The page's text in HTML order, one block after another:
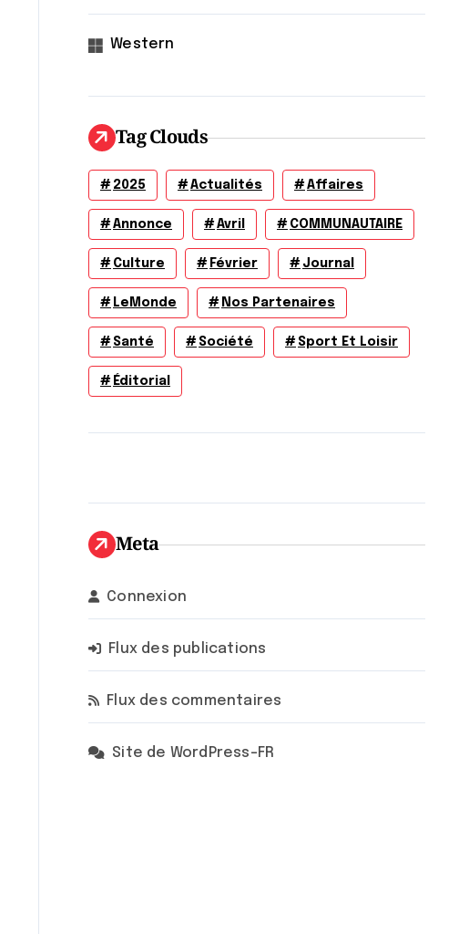
Western
Tag Clouds
2025 Actualités Affaires
Annonce Avril COMMUNAUTAIRE
Culture Février Journal
LeMonde Nos Partenaires
Santé Société Sport Et Loisir
Éditorial
Meta
Connexion
Flux des publications
Flux des commentaires
Site de WordPress-FR